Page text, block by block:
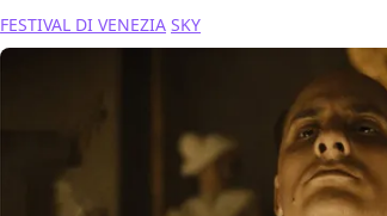
FESTIVAL DI VENEZIA SKY